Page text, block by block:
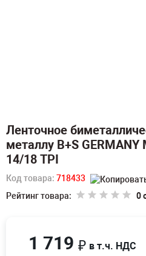
Ленточное
металлу B+S
14/18 TPI
Код товара: 718433
Рейтинг товара:
0
1 719 ₽ в т.ч. НДС